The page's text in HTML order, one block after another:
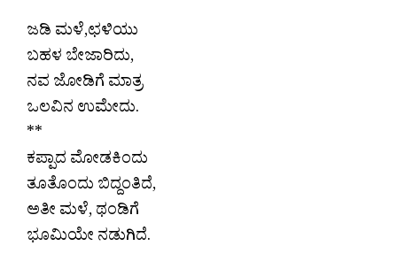
ಜಡಿ ಮಳೆ,ಛಳಿಯು
ಬಹಳ ಬೇಜಾರಿದು,
ನವ ಜೋಡಿಗೆ ಮಾತ್ರ
ಒಲವಿನ ಉಮೇದು.
**
ಕಪ್ಪಾದ ಮೋಡಕಿಂದು
ತೂತೊಂದು ಬಿದ್ದಂತಿದೆ,
ಅತೀ ಮಳೆ, ಥಂಡಿಗೆ
ಭೂಮಿಯೇ ನಡುಗಿದೆ.